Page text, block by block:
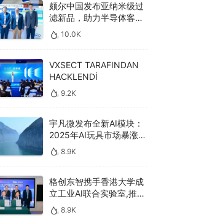
颇尔中国发布亚纳米级过
滤新品，助力半导体客户
良率提升
10.0K
VXSECT TARAFINDAN
HACKLENDİ
9.2K
宇凡微发布全新AI模块：
2025年AI玩具市场暴涨
400亿，90%传统厂商的
生死战即将打响
8.9K
格创东智携手香港大学成
立工业AI联合实验室,推进
AMHS智能物料搬运调度
系统研发
8.9K